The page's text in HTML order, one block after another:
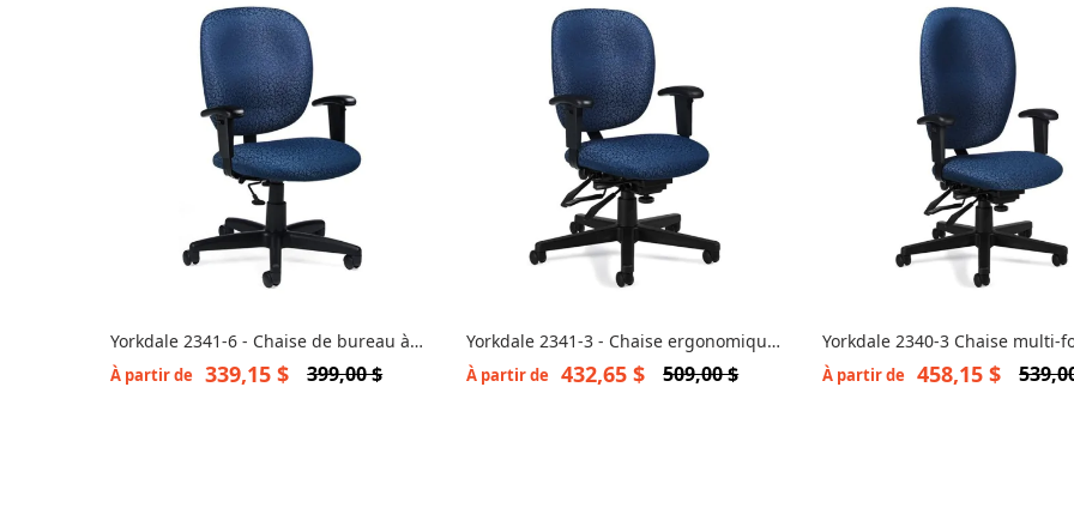
Yorkdale 2341-6 - Chaise de bureau à
bas dossier
À partir de 339,15 $ 399,00 $
Yorkdale 2341-3 - Chaise ergonomique
abordable
À partir de 432,65 $ 509,00 $
Yorkdale 2340-3 Chaise multi-
À partir de 458,15 $